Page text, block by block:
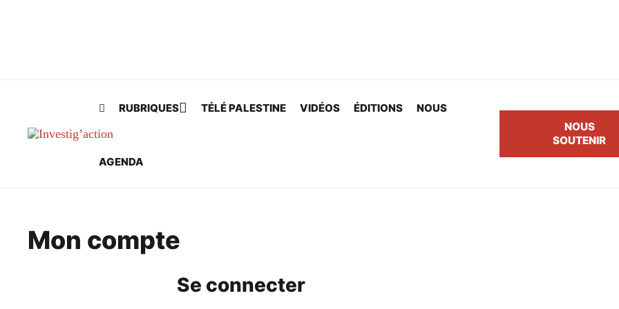
RUBRIQUES TÉLÉ PALESTINE VIDÉOS ÉDITIONS NOUS
AGENDA
NOUS
SOUTENIR
Mon compte
Se connecter